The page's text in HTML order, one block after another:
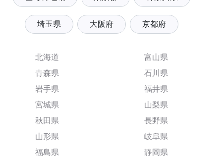
埼玉県 大阪府 京都府
北海道
青森県
岩手県
宮城県
秋田県
山形県
福島県
富山県
石川県
福井県
山梨県
長野県
岐阜県
静岡県